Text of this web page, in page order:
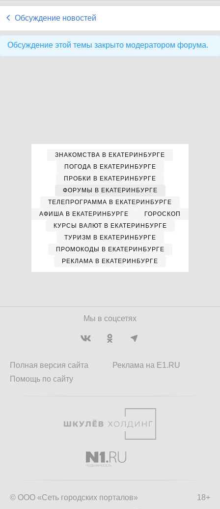
Обсуждение новостей
Обсуждение этой темы закрыто модератором форума.
ЗНАКОМСТВА В ЕКАТЕРИНБУРГЕ
ПОГОДА В ЕКАТЕРИНБУРГЕ
ПРОБКИ В ЕКАТЕРИНБУРГЕ
ФОРУМЫ В ЕКАТЕРИНБУРГЕ
ТЕЛЕПРОГРАММА В ЕКАТЕРИНБУРГЕ
АФИША В ЕКАТЕРИНБУРГЕ
ГОРОСКОП
КУРСЫ ВАЛЮТ В ЕКАТЕРИНБУРГЕ
ТУРИЗМ В ЕКАТЕРИНБУРГЕ
ПРОМОКОДЫ В ЕКАТЕРИНБУРГЕ
РЕКЛАМА В ЕКАТЕРИНБУРГЕ
Мы в соцсетях
Полная версия сайта
Помощь по сайту
Реклама на E1.RU
18+
© ООО «Сеть городских порталов»